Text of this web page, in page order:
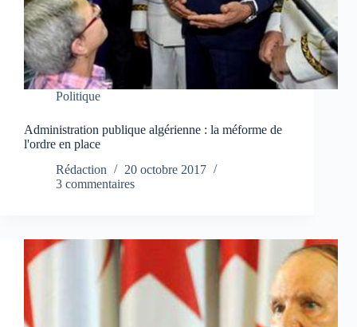
Politique
Administration publique algérienne : la méforme de
l'ordre en place
Rédaction
20 octobre 2017
3 commentaires